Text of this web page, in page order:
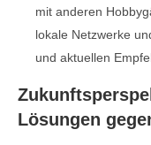
mit anderen
lokale Netzwerke
und aktuellen
Lösungen